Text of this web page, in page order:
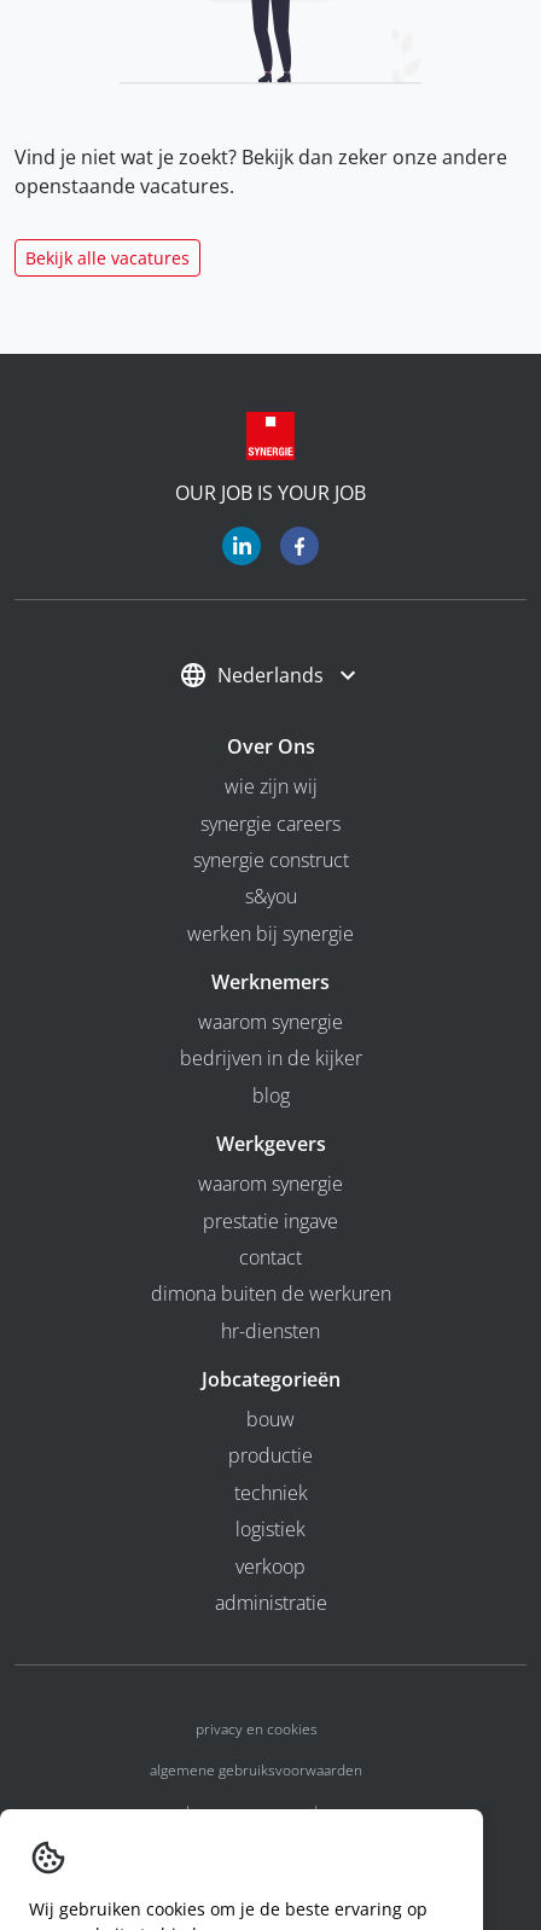
Vind je niet wat je zoekt? Bekijk dan zeker onzeandere
openstaande vacatures.
Bekijk alle vacatures
OUR JOB IS YOUR JOB
Nederlands
Over Ons
wie zijn wij
synergie careers
synergie construct
s&you
werken bij synergie
Werknemers
waarom synergie
bedrijven in de kijker
blog
Werkgevers
waarom synergie
prestatie ingave
contact
dimona buiten de werkuren
hr-diensten
Jobcategorieën
bouw
productie
techniek
logistiek
verkoop
administratie
privacy en cookies
algemene gebruiksvoorwaarden
algemene voorwaarden
Wij gebruiken cookies om je de beste ervaring op